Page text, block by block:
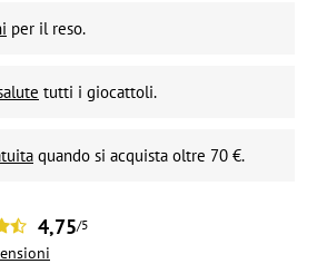
per il reso.
tutti i giocattoli.
quando si acquista oltre 70 €.
4,75/5